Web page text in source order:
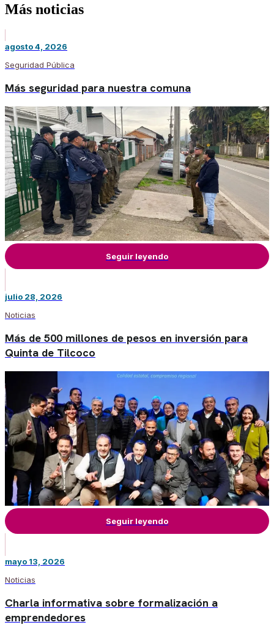
Más noticias
agosto 4, 2026
Seguridad Pública
Más seguridad para nuestra comuna
Seguir leyendo
julio 28, 2026
Noticias
Más de 500 millones de pesos en inversión para
Quinta de Tilcoco
Seguir leyendo
mayo 13, 2026
Noticias
Charla informativa sobre formalización a
emprendedores